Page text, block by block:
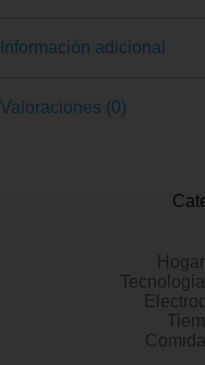
Información adicional
Valoraciones (0)